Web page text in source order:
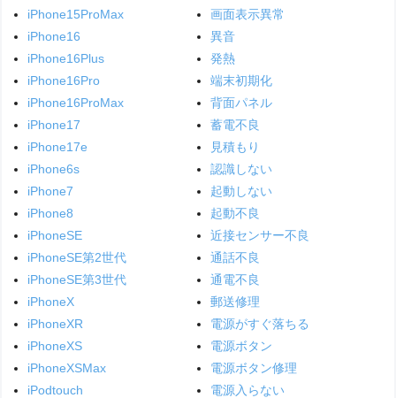
iPhone15ProMax
iPhone16
iPhone16Plus
iPhone16Pro
iPhone16ProMax
iPhone17
iPhone17e
iPhone6s
iPhone7
iPhone8
iPhoneSE
iPhoneSE第2世代
iPhoneSE第3世代
iPhoneX
iPhoneXR
iPhoneXS
iPhoneXSMax
iPodtouch
画面表示異常
異音
発熱
端末初期化
背面パネル
蓄電不良
見積もり
認識しない
起動しない
起動不良
近接センサー不良
通話不良
通電不良
郵送修理
電源がすぐ落ちる
電源ボタン
電源ボタン修理
電源入らない